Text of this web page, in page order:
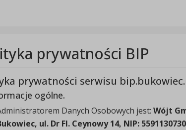
prywatności BIP
prywatności serwisu
ogólne.
Danych Osobowych jest: Wójt
ul. Dr Fl. Ceynowy 14, NIP: